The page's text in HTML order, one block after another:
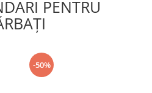
PENTRU
-50%